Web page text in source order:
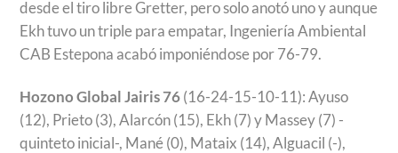
desde el tiro libre Gretter, pero solo anotó uno y aunque
Ekh tuvo un triple para empatar, Ingeniería Ambiental
CAB Estepona acabó imponiéndose por 76-79.
Hozono Global Jairis 76(16-24-15-10-11): Ayuso
(12), Prieto (3), Alarcón (15), Ekh (7) y Massey (7) -
quinteto inicial-, Mané (0), Mataix (14), Alguacil (-),